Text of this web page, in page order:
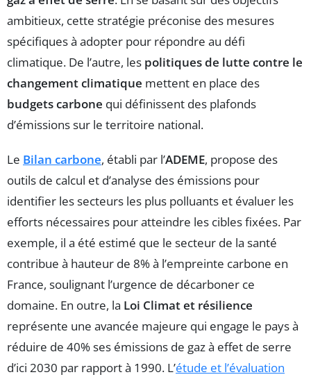
ambitieux, cette stratégie préconise des mesures
spécifiques à adopter pour répondre au défi
climatique. De l’autre, les politiques de lutte contre le
changement climatique mettent en place des
budgets carbone qui définissent des plafonds
d’émissions sur le territoire national.
Le Bilan carbone, établi par l’ADEME, propose des
outils de calcul et d’analyse des émissions pour
identifier les secteurs les plus polluants et évaluer les
efforts nécessaires pour atteindre les cibles fixées. Par
exemple, il a été estimé que le secteur de la santé
contribue à hauteur de 8% à l’empreinte carbone en
France, soulignant l’urgence de décarboner ce
domaine. En outre, la Loi Climat et résilience
représente une avancée majeure qui engage le pays à
réduire de 40% ses émissions de gaz à effet de serre
d’ici 2030 par rapport à 1990. L’étude et l’évaluation